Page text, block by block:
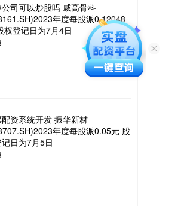
司可以炒股吗 威高骨科
年度每股派0.12048
权登记日为7月4日
配资系统开发 振华新材
年度每股派0.05元 股
日为7月5日